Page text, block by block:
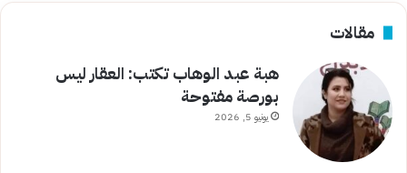
مقالات
هبة عبد الوهاب تكتب: العقار ليس
بورصة مفتوحة
يونيو 5, 2026